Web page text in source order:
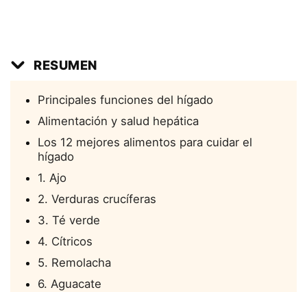
RESUMEN
Principales funciones del hígado
Alimentación y salud hepática
Los 12 mejores alimentos para cuidar el
hígado
1. Ajo
2. Verduras crucíferas
3. Té verde
4. Cítricos
5. Remolacha
6. Aguacate